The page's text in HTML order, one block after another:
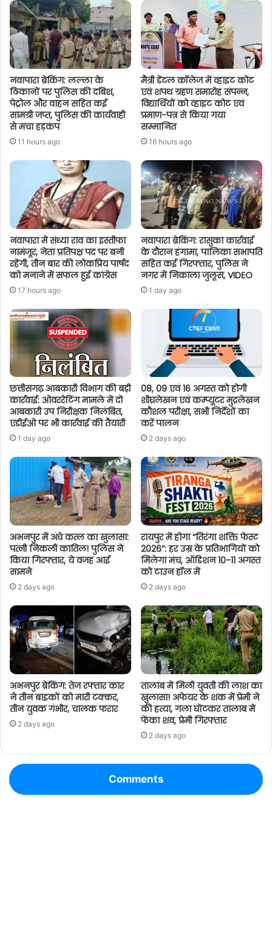
नवापारा ब्रेकिंग: लल्ला के
ठिकानों पर पुलिस की दबिश,
पेट्रोल और वाहन सहित कई
सामग्री जप्त, पुलिस की कार्यवाही
से मचा हड़कंप
11 hours ago
मैत्री डेंटल कॉलेज में व्हाइट कोट
एवं शपथ ग्रहण समारोह संपन्न,
विद्यार्थियों को व्हाइट कोट एवं
प्रमाण-पत्र से किया गया
सम्मानित
16 hours ago
नवापारा में संध्या राव का इस्तीफा
नामंजूर, नेता प्रतिपक्ष पद पर बनी
रहेंगी, तीन बार की लोकप्रिय पार्षद
को मनाने में सफल हुई कांग्रेस
17 hours ago
नवापारा ब्रेकिंग: रासुका कार्रवाई
के दौरान हंगामा, पालिका सभापति
सहित कई गिरफ्तार, पुलिस ने
नगर में निकाला जुलूस, VIDEO
1 day ago
छत्तीसगढ़ आबकारी विभाग की बड़ी
कार्रवाई: ओवररेटिंग मामले में दो
आबकारी उप निरीक्षक निलंबित,
एडीईओ पर भी कार्रवाई की तैयारी
1 day ago
08, 09 एवं 16 अगस्त को होगी
शीघ्रलेखन एवं कम्प्यूटर मुद्रलेखन
कौशल परीक्षा, सभी निर्देशों का
करें पालन
2 days ago
अभनपुर में अंधे कत्ल का खुलासा:
पत्नी निकली कातिल! पुलिस ने
किया गिरफ्तार, ये वजह आई
सामने
2 days ago
रायपुर में होगा “तिरंगा शक्ति फेस्ट
2026”: हर उम्र के प्रतिभागियों को
मिलेगा मंच, ऑडिशन 10-11 अगस्त
को टाउन हॉल में
2 days ago
अभनपुर ब्रेकिंग: तेज रफ्तार कार
ने तीन बाइकों को मारी टक्कर,
तीन युवक गंभीर, चालक फरार
2 days ago
तालाब में मिली युवती की लाश का
खुलासा! अफेयर के शक में प्रेमी ने
की हत्या, गला घोंटकर तालाब में
फेंका शव, प्रेमी गिरफ्तार
2 days ago
Comments